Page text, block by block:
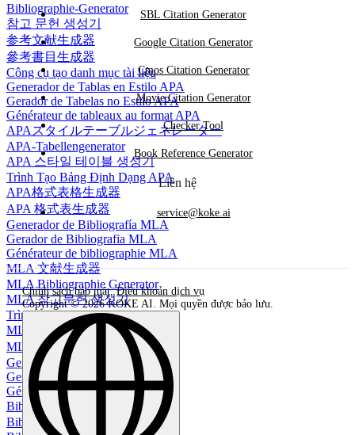
Bibliographie-Generator
참고 문헌 생성기
参考文献生成器
參考書目生成器
Công cụ tạo danh mục tài liệu
Generador de Tablas en Estilo APA
Gerador de Tabelas no Estilo APA
Générateur de tableaux au format APA
APAスタイルテーブルジェネレーター
APA-Tabellengenerator
APA 스타일 테이블 생성기
Trình Tạo Bảng Định Dạng APA
APA格式表格生成器
APA 格式表生成器
Generador de Bibliografía MLA
Gerador de Bibliografia MLA
Générateur de bibliographie MLA
MLA 文献生成器
MLA Bibliographie Generator
MLA 참고문헌 생성기
Trình tạo Thư mục MLA
MLA参考书目生成器
MLA 參考文獻生成器
Generador de Citas BibTeX
Gerador de Citações BibTeX
Générateur de citations BibTeX
BibTeX引用生成器
BibTeX-Zitationsgenerator
SBL Citation Generator
Google Citation Generator
Cmos Citation Generator
Movie Citation Generator
Checker Tool
Book Reference Generator
Liên hệ
service@koke.ai
Chính sách bảo mật,Điều khoản dịch vụ
Copyright © 2026 KOKE AI. Mọi quyền được bảo lưu.